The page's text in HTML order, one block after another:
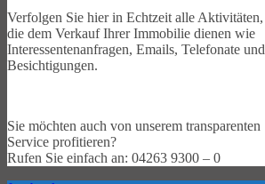
Verfolgen Sie hier in Echtzeit alle Aktivitäten,
die dem Verkauf Ihrer Immobilie dienen wie
Interessentenanfragen, Emails, Telefonate und
Besichtigungen.
Sie möchten auch von unserem transparenten
Service profitieren?
Rufen Sie einfach an: 04263 9300 – 0